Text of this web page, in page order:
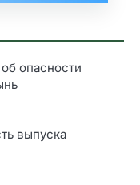
опасности
выпуска